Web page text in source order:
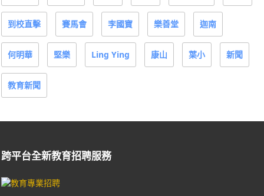
到校直擊 賽馬會 李國寶 樂善堂 迦南
何明華 堅樂 Ling Ying 康山 葉小 新聞
教育新聞
跨平台全新教育招聘服務